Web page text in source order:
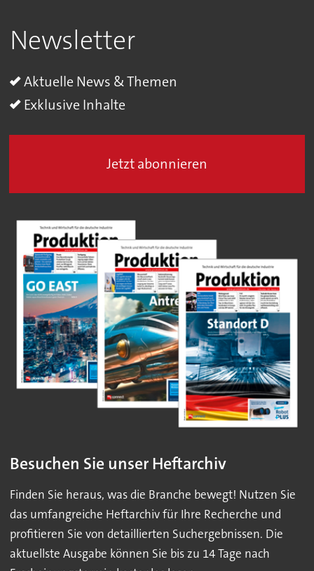
Newsletter
Aktuelle News & Themen
Exklusive Inhalte
Jetzt abonnieren
Besuchen Sie unser Heftarchiv
Finden Sie heraus, was die Branche bewegt! Nutzen Sie
das umfangreiche Heftarchiv für Ihre Recherche und
profitieren Sie von detaillierten Suchergebnissen. Die
aktuellste Ausgabe können Sie bis zu 14 Tage nach